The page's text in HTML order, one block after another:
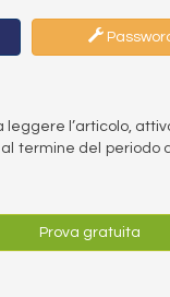
leggere l’articolo,
termine del periodo
Prova gratuita